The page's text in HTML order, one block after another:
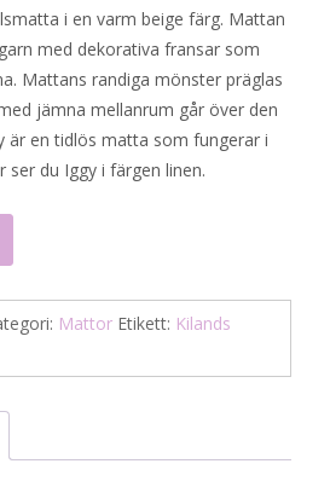
i en varm beige färg. Mattan
med dekorativa fransar som
Mattans randiga mönster präglas
jämna mellanrum går över den
är en tidlös matta som fungerar i
ser du Iggy i färgen linen.
Mattor Etikett: Kilands